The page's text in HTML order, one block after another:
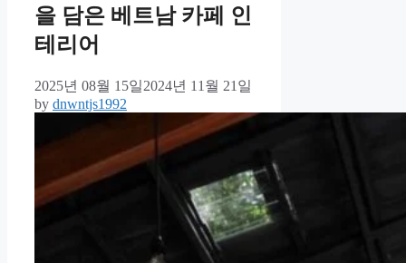
을 담은 베트남 카페 인
테리어
2025년 08월 15일2024년 11월 21일
by dnwntjs1992